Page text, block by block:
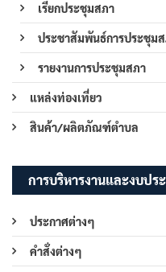
เรียกประชุมสภา
ประชาสัมพันธ์การประชุม
รายงานการประชุมสภา
แหล่งท่องเที่ยว
สินค้า/ผลิตภัณฑ์ตำบล
การบริหารงานและงบปร
ประกาศต่างๆ
คำสั่งต่างๆ